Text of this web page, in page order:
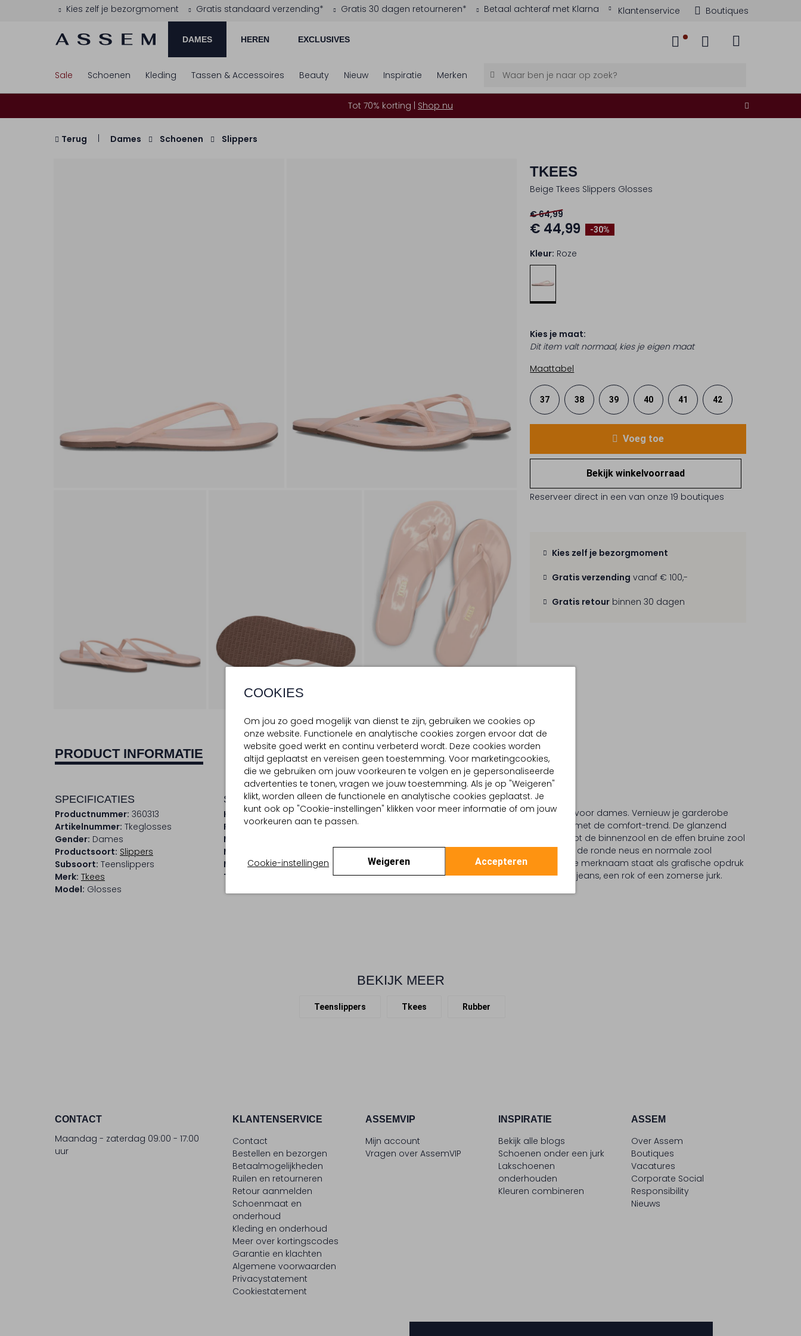
Kies zelf je bezorgmoment Gratis standaard verzending* Gratis 30 dagen retourneren* Betaal achteraf met Klarna Klantenservice Boutiques
DAMES HEREN EXCLUSIVES
COOKIES
Om jou zo goed mogelijk van dienst te zijn, gebruiken we cookies op
onze website. Functionele en analytische cookies zorgen ervoor dat de
website goed werkt en continu verbeterd wordt. Deze cookies worden
altijd geplaatst en vereisen geen toestemming. Voor marketingcookies,
die we gebruiken om jouw voorkeuren te volgen en je gepersonaliseerde
advertenties te tonen, vragen we jouw toestemming. Als je op "Weigeren"
klikt, worden alleen de functionele en analytische cookies geplaatst. Je
kunt ook op "Cookie-instellingen" klikken voor meer informatie of om jouw
voorkeuren aan te passen.
Cookie-instellingen Weigeren Accepteren
Sale Schoenen Kleding Tassen & Accessoires Beauty Nieuw Inspiratie Merken
Tot 70% korting | Shop nu
Terug Dames Schoenen Slippers
TKEES
Beige Tkees Slippers Glosses
-30%
€ 64,99
€ 44,99
Kleur: Roze
Kies je maat:
Dit item valt normaal, kies je eigen maat
Maattabel
37 38 39 40 41 42
Voeg toe
Bekijk winkelvoorraad
Reserveer direct in een van onze 19 boutiques
Kies zelf je bezorgmoment
Gratis verzending vanaf € 100,-
Gratis retour binnen 30 dagen
PRODUCT INFORMATIE BEZORGEN & RETOURNEREN
SPECIFICATIES
Productnummer: 360313
Artikelnummer: Tkeglosses
Gender: Dames
Productsoort: Slippers
Subsoort: Teenslippers
Merk: Tkees
Model: Glosses
SAMENSTELLING & PASVORM
Kleur: Roze
Print: Grafisch
Materiaal buitenkant:
Materiaal binnenkant:
Rubber
Materiaal zool: Rubber
Type neus:
OMSCHRIJVING
Ontdek de TKEES GLOSSES teenslippers voor dames. Vernieuw je garderobe
met deze teenslippers, helemaal in lijn met de comfort-trend. De glanzend
roze kleur loopt door van de bandjes tot de binnenzool en de effen bruine zool
zorgt voor een subtiel contrast. Dankzij de ronde neus en normale zool
hebben ze een standaard pasvorm. De merknaam staat als grafische opdruk
op de binnenzool. Draag ze onder een jeans, een rok of een zomerse jurk.
BEKIJK MEER
Teenslippers Tkees Rubber
CONTACT
Maandag - zaterdag 09:00 - 17:00
uur
KLANTENSERVICE
Contact
Bestellen en bezorgen
Betaalmogelijkheden
Ruilen en retourneren
Retour aanmelden
Schoenmaat en
onderhoud
Kleding en onderhoud
Meer over kortingscodes
Garantie en klachten
Algemene voorwaarden
Privacystatement
Cookiestatement
ASSEMVIP
Mijn account
Vragen over AssemVIP
INSPIRATIE
Bekijk alle blogs
Schoenen onder een jurk
Lakschoenen
onderhouden
Kleuren combineren
ASSEM
Over Assem
Boutiques
Vacatures
Corporate Social
Responsibility
Nieuws